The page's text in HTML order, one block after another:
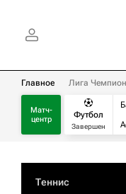
Главное Лига
Матч-
центр
Футбол
Завершен
Теннис